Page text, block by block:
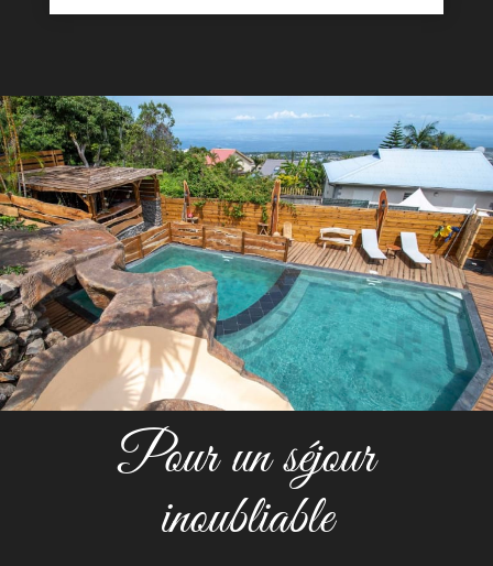
Pour un séjour
inoubliable